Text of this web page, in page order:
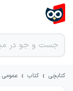
کتابچی › کتاب › عمومی